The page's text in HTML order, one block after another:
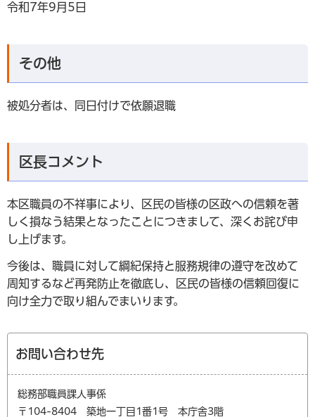
令和7年9月5日
その他
被処分者は、同日付けで依願退職
区長コメント
本区職員の不祥事により、区民の皆様の区政への信頼を著
しく損なう結果となったことにつきまして、深くお詫び申
し上げます。
今後は、職員に対して綱紀保持と服務規律の遵守を改めて
周知するなど再発防止を徹底し、区民の皆様の信頼回復に
向け全力で取り組んでまいります。
お問い合わせ先
総務部職員課人事係
〒104-8404 築地一丁目1番1号 本庁舎3階